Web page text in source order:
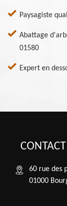
Paysagiste
Abattage
01580
Expert en
CONTACT
60 rue des
01000